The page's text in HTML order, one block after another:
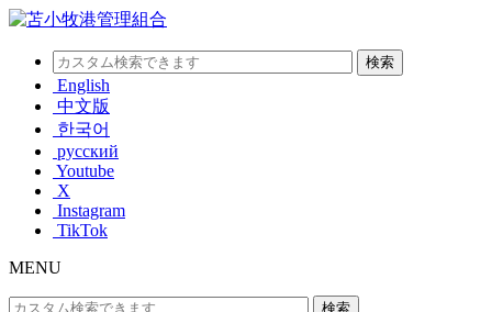
English
中文版
한국어
русский
Youtube
X
Instagram
TikTok
MENU